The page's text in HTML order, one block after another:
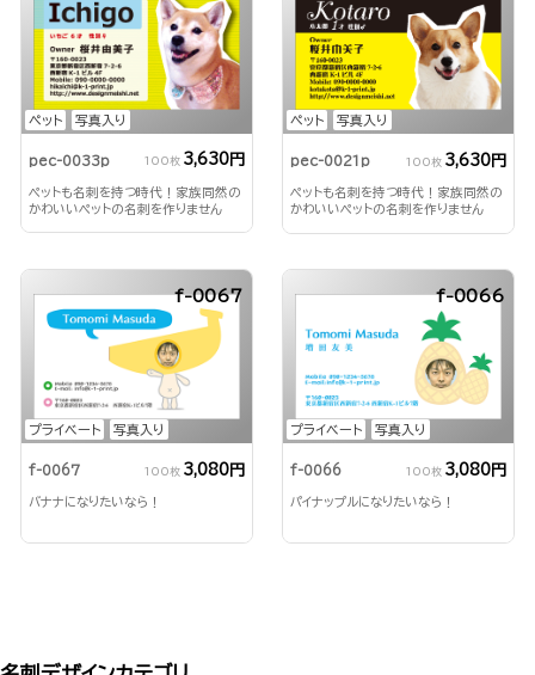
ペット 写真入り
pec-0033p 100枚 3,630円
ペットも名刺を持つ時代！家族同然の
かわいいペットの名刺を作りません
ペット 写真入り
pec-0021p 100枚 3,630円
ペットも名刺を持つ時代！家族同然の
かわいいペットの名刺を作りません
プライベート 写真入り
f-0067
f-0067 100枚 3,080円
バナナになりたいなら！
プライベート 写真入り
f-0066
f-0066 100枚 3,080円
パイナップルになりたいなら！